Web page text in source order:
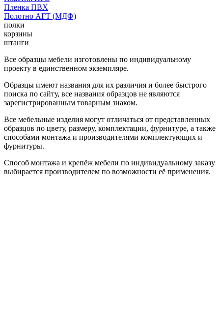
Пленка ПВХ
Полотно АГТ (МДФ)
полки
корзины
штанги
Все образцы мебели изготовлены по индивидуальному
проекту в единственном экземпляре.
Образцы имеют названия для их различия и более быстрого
поиска по сайту, все названия образцов не являются
зарегистрированным товарным знаком.
Все мебельные изделия могут отличаться от представленных
образцов по цвету, размеру, комплектации, фурнитуре, а также
способами монтажа и производителями комплектующих и
фурнитуры.
Способ монтажа и крепёж мебели по индивидуальному заказу
выбирается производителем по возможности её применения.